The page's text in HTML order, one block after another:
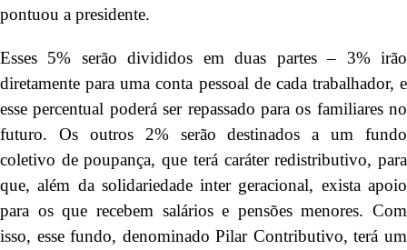
pontuou a presidente.
Esses 5% serão divididos em duas partes – 3% irão
diretamente para uma conta pessoal de cada trabalhador, e
esse percentual poderá ser repassado para os familiares no
futuro. Os outros 2% serão destinados a um fundo
coletivo de poupança, que terá caráter redistributivo, para
que, além da solidariedade inter geracional, exista apoio
para os que recebem salários e pensões menores. Com
isso, esse fundo, denominado Pilar Contributivo, terá um